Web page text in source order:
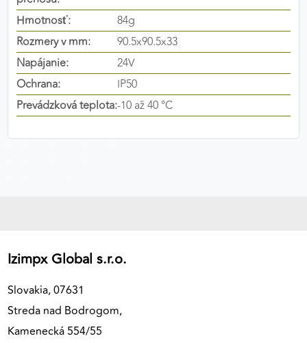
Hmotnosť:
84g
Rozmery v mm:
90.5x90.5x33
Napájanie:
24V
Ochrana:
IP50
Prevádzková teplota:-10 až 40 °C
Izimpx Global s.r.o.
Slovakia, 07631
Streda nad Bodrogom,
Kamenecká 554/55
výkon a funkčnosť našich stránok.
Google Analytics
Poskytovateľ: Google